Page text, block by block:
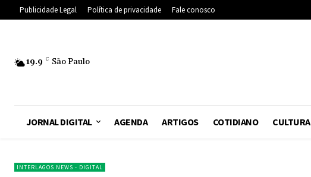
Publicidade Legal Política de privacidade Fale conosco
19.9 C São Paulo
JORNAL DIGITAL AGENDA ARTIGOS COTIDIANO CULTURA
INTERLAGOS NEWS - DIGITAL